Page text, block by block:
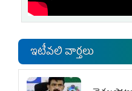
ఇటీవలి వార్తలు